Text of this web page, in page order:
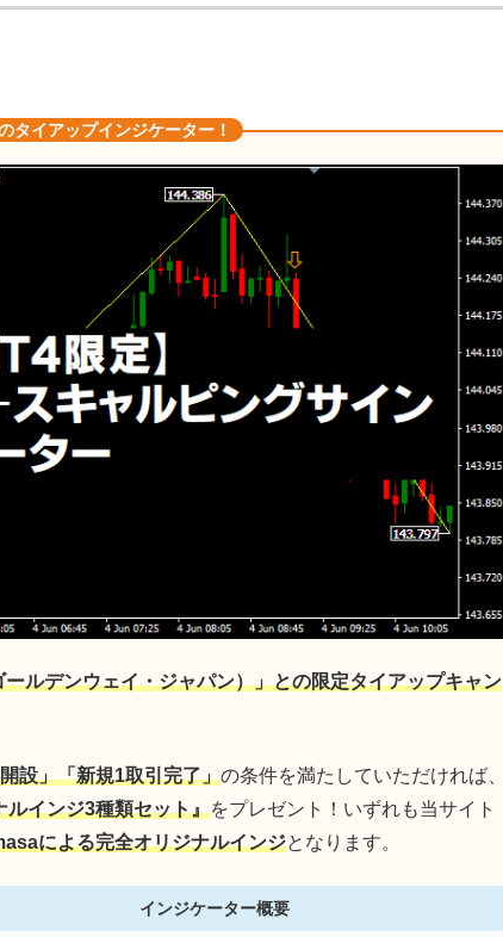
タイアップインジケーター！
ルデンウェイ・ジャパン）」との限定タイアップキャン
設」「新規1取引完了」の条件を満たしていただければ、
ルインジ3種類セット』をプレゼント！いずれも当サイト
による完全オリジナルインジとなります。
インジケーター概要